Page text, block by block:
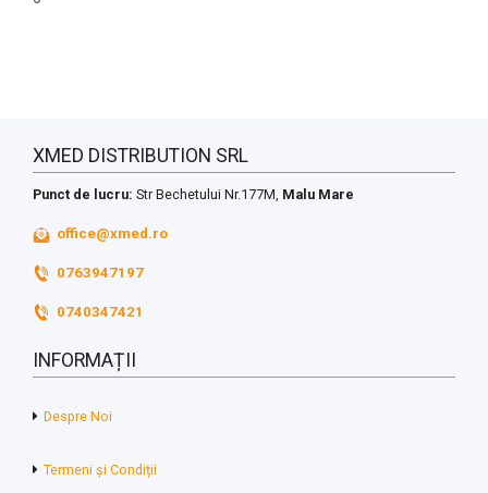
XMED DISTRIBUTION SRL
Punct de lucru: Str Bechetului Nr.177M, Malu Mare
office@xmed.ro
0763947197
0740347421
INFORMAȚII
Despre Noi
Termeni și Condiții